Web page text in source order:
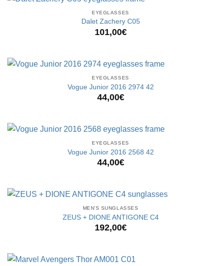
EYEGLASSES
Dalet Zachery C05
101,00€
EYEGLASSES
Vogue Junior 2016 2974 42
44,00€
EYEGLASSES
Vogue Junior 2016 2568 42
44,00€
MEN'S SUNGLASSES
ZEUS + DIONE ANTIGONE C4
192,00€